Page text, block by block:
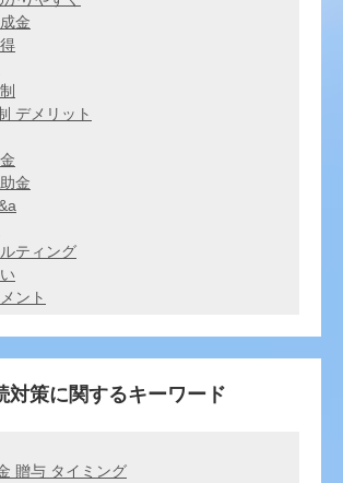
金
デメリット
金
ティング
ント
対策に関するキーワード
贈与 タイミング